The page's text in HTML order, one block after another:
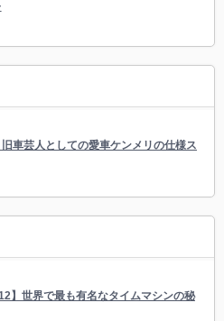
旧車芸人としての愛車ケンメリの仕様ス
】世界で最も有名なタイムマシンの秘